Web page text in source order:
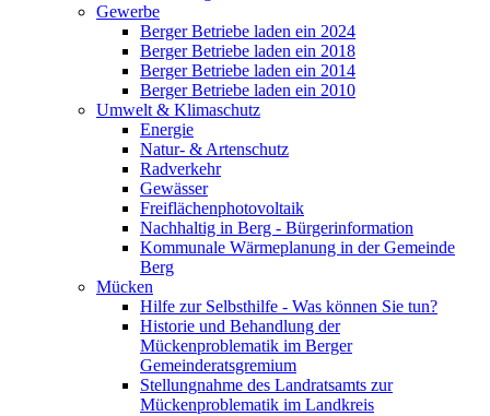
Gewerbe
Berger Betriebe laden ein 2024
Berger Betriebe laden ein 2018
Berger Betriebe laden ein 2014
Berger Betriebe laden ein 2010
Umwelt & Klimaschutz
Energie
Natur- & Artenschutz
Radverkehr
Gewässer
Freiflächenphotovoltaik
Nachhaltig in Berg - Bürgerinformation
Kommunale Wärmeplanung in der Gemeinde
Berg
Mücken
Hilfe zur Selbsthilfe - Was können Sie tun?
Historie und Behandlung der
Mückenproblematik im Berger
Gemeinderatsgremium
Stellungnahme des Landratsamts zur
Mückenproblematik im Landkreis